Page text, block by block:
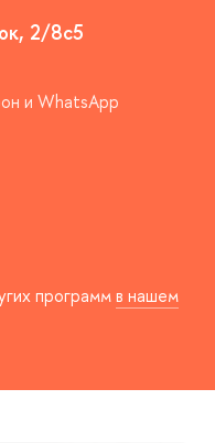
2/8с5
и WhatsApp
программнашем